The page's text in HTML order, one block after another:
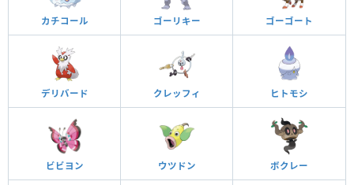
カチコール ゴーリキー ゴーゴート
デリバード クレッフィ ヒトモシ
ビビヨン ウツドン ボクレー